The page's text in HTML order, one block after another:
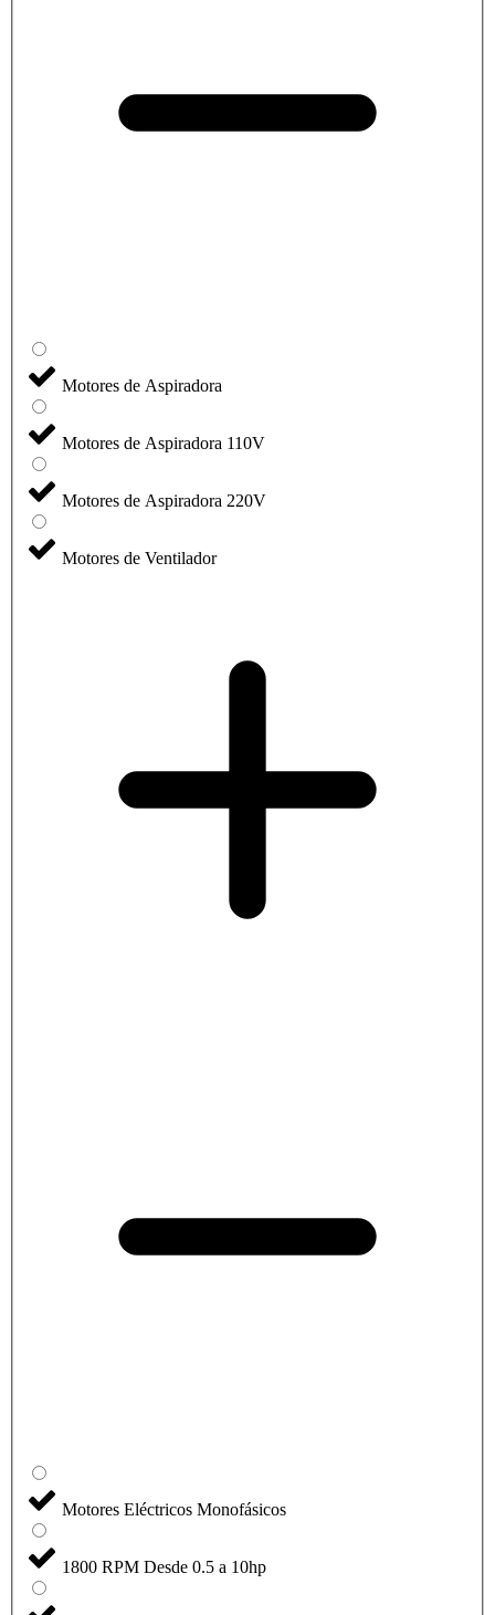
Motores de Aspiradora
Motores de Aspiradora 110V
Motores de Aspiradora 220V
Motores de Ventilador
Motores Eléctricos Monofásicos
1800 RPM Desde 0.5 a 10hp